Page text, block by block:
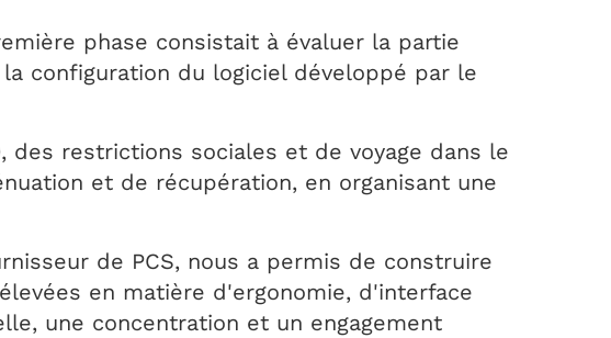
phase consistait à évaluer la partie
configuration du logiciel développé par le
des restrictions sociales et de voyage dans le
et de récupération, en organisant une
de PCS, nous a permis de construire
en matière d'ergonomie, d'interface
une concentration et un engagement